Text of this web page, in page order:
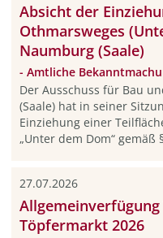
Absicht der
Othmarsweges
Naumburg (Saale)
- Amtliche
Der Ausschuss für Bau
(Saale) hat in seiner
Einziehung einer
„Unter dem Dom“ gemäß
27.07.2026
Töpfermarkt 2026